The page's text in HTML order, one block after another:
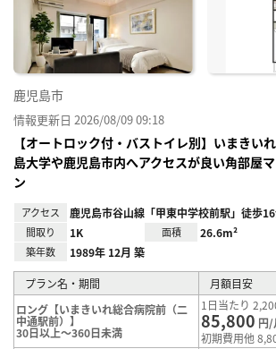
鹿児島市
情報更新日 2026/08/09 09:18
【オートロック付・バストイレ別】いまきい
島大学や鹿児島市内へアクセスが良い角部屋
ン
アクセス 鹿児島市谷山線「甲東中学校前駅」徒歩
間取り 1K 面積 26.6m²
築年数 1989年 12月 築
プラン名・期間
月額目安
ロング【いまきいれ総合病院前（二
中通駅前）】
30日以上～360日未満
1日当たり
85,800 円/
初期費用他